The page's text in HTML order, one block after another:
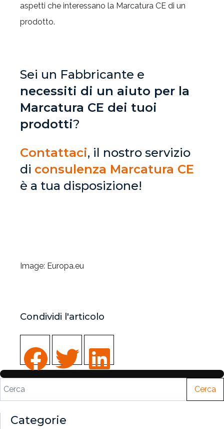
aspetti che interessano la Marcatura CE di un
prodotto.
Sei un Fabbricante e
necessiti di un aiuto per la
Marcatura CE dei tuoi
prodotti?
Contattaci, il nostro servizio
di consulenza Marcatura CE
è a tua disposizione!
Image: Europa.eu
Condividi l'articolo
Cerca
Categorie